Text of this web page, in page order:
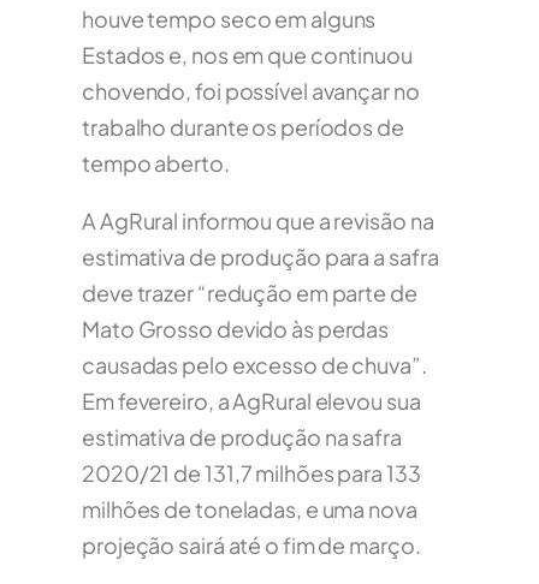
houve tempo seco em alguns
Estados e, nos em que continuou
chovendo, foi possível avançar no
trabalho durante os períodos de
tempo aberto.
A AgRural informou que a revisão na
estimativa de produção para a safra
deve trazer “redução em parte de
Mato Grosso devido às perdas
causadas pelo excesso de chuva”.
Em fevereiro, a AgRural elevou sua
estimativa de produção na safra
2020/21 de 131,7 milhões para 133
milhões de toneladas, e uma nova
projeção sairá até o fim de março.